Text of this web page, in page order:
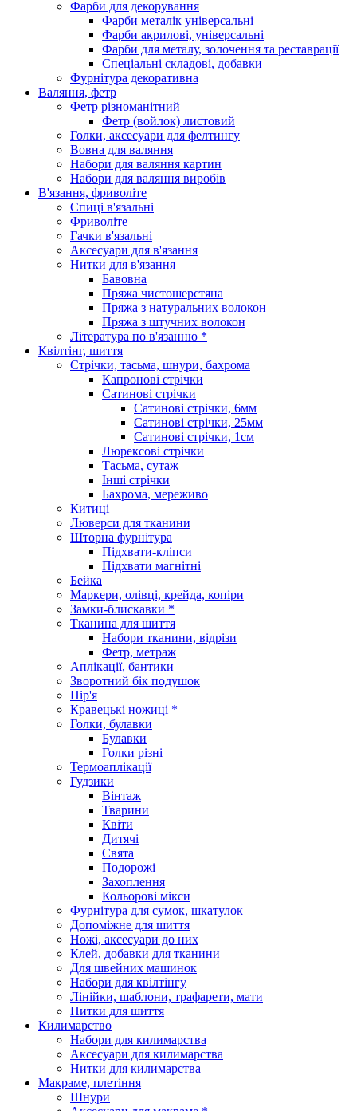
Фарби для декорування
Фарби металік універсальні
Фарби акрилові, універсальні
Фарби для металу, золочення та реставрації
Спеціальні складові, добавки
Фурнітура декоративна
Валяння, фетр
Фетр різноманітний
Фетр (войлок) листовий
Голки, аксесуари для фелтингу
Вовна для валяння
Набори для валяння картин
Набори для валяння виробів
В'язання, фриволіте
Спиці в'язальні
Фриволіте
Гачки в'язальні
Аксесуари для в'язання
Нитки для в'язання
Бавовна
Пряжа чистошерстяна
Пряжа з натуральних волокон
Пряжа з штучних волокон
Література по в'язанню *
Квілтінг, шиття
Стрічки, тасьма, шнури, бахрома
Капронові стрічки
Сатинові стрічки
Сатинові стрічки, 6мм
Сатинові стрічки, 25мм
Сатинові стрічки, 1см
Люрексові стрічки
Тасьма, сутаж
Інші стрічки
Бахрома, мереживо
Китиці
Люверси для тканини
Шторна фурнітура
Підхвати-кліпси
Підхвати магнітні
Бейка
Маркери, олівці, крейда, копіри
Замки-блискавки *
Тканина для шиття
Набори тканини, відрізи
Фетр, метраж
Аплікації, бантики
Зворотний бік подушок
Пір'я
Кравецькі ножиці *
Голки, булавки
Булавки
Голки різні
Термоаплікації
Гудзики
Вінтаж
Тварини
Квіти
Дитячі
Свята
Подорожі
Захоплення
Кольорові мікси
Фурнітура для сумок, шкатулок
Допоміжне для шиття
Ножі, аксесуари до них
Клей, добавки для тканини
Для швейних машинок
Набори для квілтінгу
Лінійки, шаблони, трафарети, мати
Нитки для шиття
Килимарство
Набори для килимарства
Аксесуари для килимарства
Нитки для килимарства
Макраме, плетіння
Шнури